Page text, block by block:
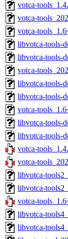
votca-
votca-
votca-
libvotca-tools-
libvotca-tools-
votca-
libvotca-tools-
libvotca-tools-
votca-
libvotca-tools-
libvotca-tools-
votca-
votca-
libvotca-
libvotca-
votca-
libvotca-
libvotca-